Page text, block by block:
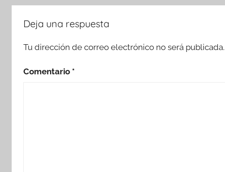
Deja una respuesta
Tu dirección de correo electrónico no será publicada.
Comentario *